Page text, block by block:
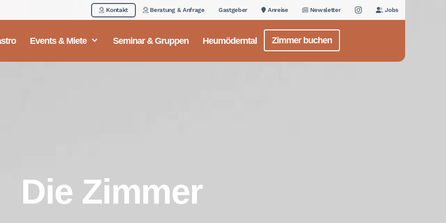
Kontakt Beratung & Anfrage Gastgeber Anreise Newsletter Jobs
Events & Miete Seminar & Gruppen Heumöderntal Zimmer buchen
Die Zimmer